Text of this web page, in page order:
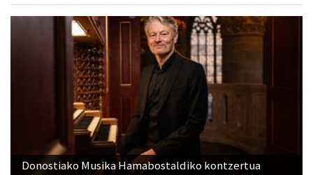
Donostiako Musika Hamabostaldiko kontzertua